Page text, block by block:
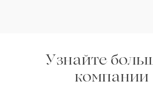
Узнайте
компании